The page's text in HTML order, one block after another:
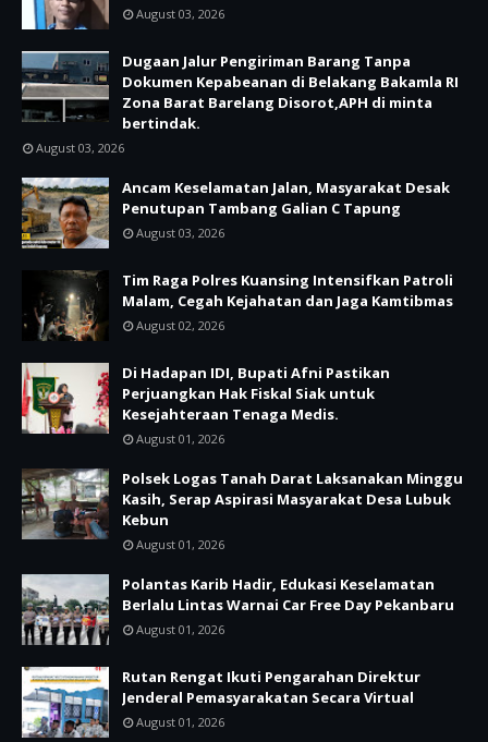
August 03, 2026
Dugaan Jalur Pengiriman Barang Tanpa
Dokumen Kepabeanan di Belakang Bakamla RI
Zona Barat Barelang Disorot,APH di minta
bertindak.
August 03, 2026
Ancam Keselamatan Jalan, Masyarakat Desak
Penutupan Tambang Galian C Tapung
August 03, 2026
Tim Raga Polres Kuansing Intensifkan Patroli
Malam, Cegah Kejahatan dan Jaga Kamtibmas
August 02, 2026
Di Hadapan IDI, Bupati Afni Pastikan
Perjuangkan Hak Fiskal Siak untuk
Kesejahteraan Tenaga Medis.
August 01, 2026
Polsek Logas Tanah Darat Laksanakan Minggu
Kasih, Serap Aspirasi Masyarakat Desa Lubuk
Kebun
August 01, 2026
Polantas Karib Hadir, Edukasi Keselamatan
Berlalu Lintas Warnai Car Free Day Pekanbaru
August 01, 2026
Rutan Rengat Ikuti Pengarahan Direktur
Jenderal Pemasyarakatan Secara Virtual
August 01, 2026